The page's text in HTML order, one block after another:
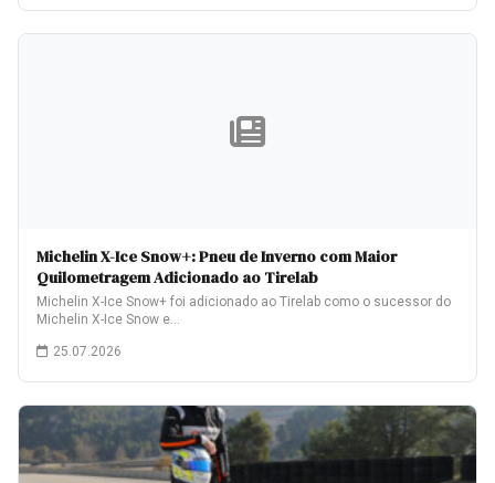
Michelin X-Ice Snow+: Pneu de Inverno com Maior
Quilometragem Adicionado ao Tirelab
Michelin X-Ice Snow+ foi adicionado ao Tirelab como o sucessor do
Michelin X-Ice Snow e…
25.07.2026